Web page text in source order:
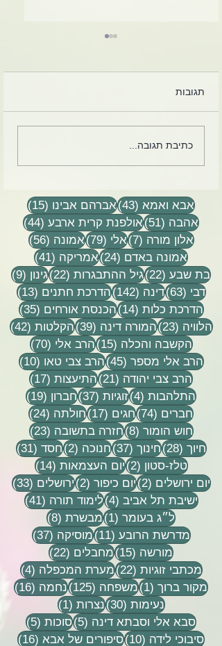
קלפים מחייהם של הרב
תגובות
כתיבת תגובה...
אבא ואמא (43) 43 פוסטים
אברהם אבינו (15)
15 פוסטים
אהבה (51) 51 פוסטים
אולפנת קרית ארבע (44)
44 פוסטים
אלון מורה (7) 7 פוסטיםאלי (79) 79 פוסטים
אמונה (56)
56 פוסטים
אמונה באדם (24) 24 פוסטים
אמריקה (41)
41 פוסטים
בת שבע (22) 22 פוסטים
גיל ההתבגרות (22) 22 פוסטים
גינון (9)
9 פוסטים
דבי (63) 63 פוסטים
דינה (142) 142 פוסטים
הדרכת חתנים (13)
13 פוסטים
הדרכת כלות (14) 14 פוסטים
הכנסת אורחים (35)
35 פוסטים
הלוויה (23) 23 פוסטים
המורה דינה (39) 39 פוסטים
הקלטות (42)
42
הקשבה והכלה (15) 15 פוסטים
הרב אלי (70)
70 פוסטים
הרב אלי מספר (45) 45 פוסטים
הרב צבי טאו (10)
10 פוסטים
הרב צבי יהודה (21) 21 פוסטים
התיעצות (17)
17 פוסטים
התלהבות (4) 4 פוסטיםזוגיות (37) 37 פוסטים
חברון (19)
19 פוסטים
חברים (74) 74 פוסטים
חגים (17) 17 פוסטים
חולתה (24)
24 פוסטים
חוש הומור (8) 8 פוסטיםחזרה בתשובה (23)
23 פוסטים
חיוך (28) 28 פוסטים
חינוך (37) 37 פוסטים
חנוכה (2) 2 פוסטיםחסד (31)
31 פוסטים
טלז-סטון (2) 2 פוסטיםיום העצמאות (14)
14 פוסטים
יום ירושלים (2) 2 פוסטיםיום כיפור (2) 2 פוסטיםירושלים (33)
33 פוסטים
ישיבת תל אביב (4) 4 פוסטיםלימוד תורה (41)
41 פוסטים
ל״ג בעומר (1) פוסט 1
מבשרת (8)
8 פוסטים
מדרשת הרובע (11) 11 פוסטים
מוסיקה (37)
37 פוסטים
מורשה (15) 15 פוסטים
מחבלים (22)
22 פוסטים
מכתבי זוגיות (22) 22 פוסטים
מערת המכפלה (4)
4 פוסטים
מקור ברוך (1) פוסט 1
משפחה (125) 125 פוסטים
נחמה (16)
16 פוסטים
נעימות (30) 30 פוסטים
נצרות (1)
פוסט 1
סבא אלי וסבתא דינה (5) 5 פוסטיםסוכות (5)
5 פוסטים
סיבוכי לידה (10) 10 פוסטים
סיפורים של אבא (16)
16 פוסטים